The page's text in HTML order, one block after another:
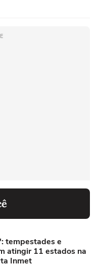
tempestades e
atingir 11 estados na
Inmet